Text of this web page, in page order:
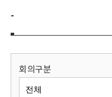
보
-
회의구분